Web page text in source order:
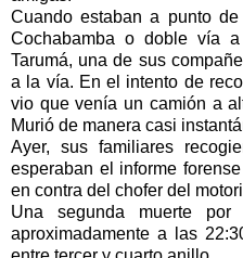
Cuando estaban a punto
Cochabamba o doble vía
Tarumá, una de sus
a la vía. En el intento de
vio que venía un camión a
Murió de manera casi
Ayer, sus familiares
esperaban el informe
en contra del chofer del
Una segunda muerte
aproximadamente a las